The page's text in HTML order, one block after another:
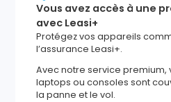
Vous avez accès à une
avec Leasi+
Protégez vos appareils
l’assurance Leasi+.
Avec notre service premium,
laptops ou consoles sont
la panne et le vol.